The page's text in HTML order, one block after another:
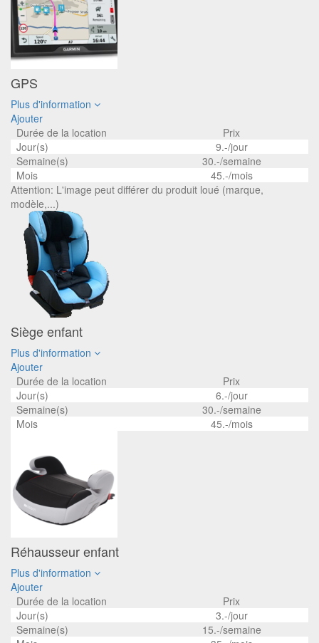
GPS
Plus d'information
Ajouter
Durée de la location
Prix
Jour(s)
9.-/jour
Semaine(s)
30.-/semaine
Mois
45.-/mois
Attention: L'image peut différer du produit loué (marque,
modèle,...)
Siège enfant
Plus d'information
Ajouter
Durée de la location
Prix
Jour(s)
6.-/jour
Semaine(s)
30.-/semaine
Mois
45.-/mois
Réhausseur enfant
Plus d'information
Ajouter
Durée de la location
Prix
Jour(s)
3.-/jour
Semaine(s)
15.-/semaine